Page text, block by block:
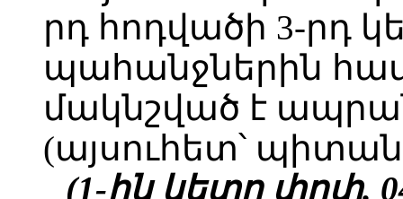
րդ հոդվածի 3-րդ
պահանջներին
մակնշված է
(այսուհետ՝
(1-ին կետը փոփ.